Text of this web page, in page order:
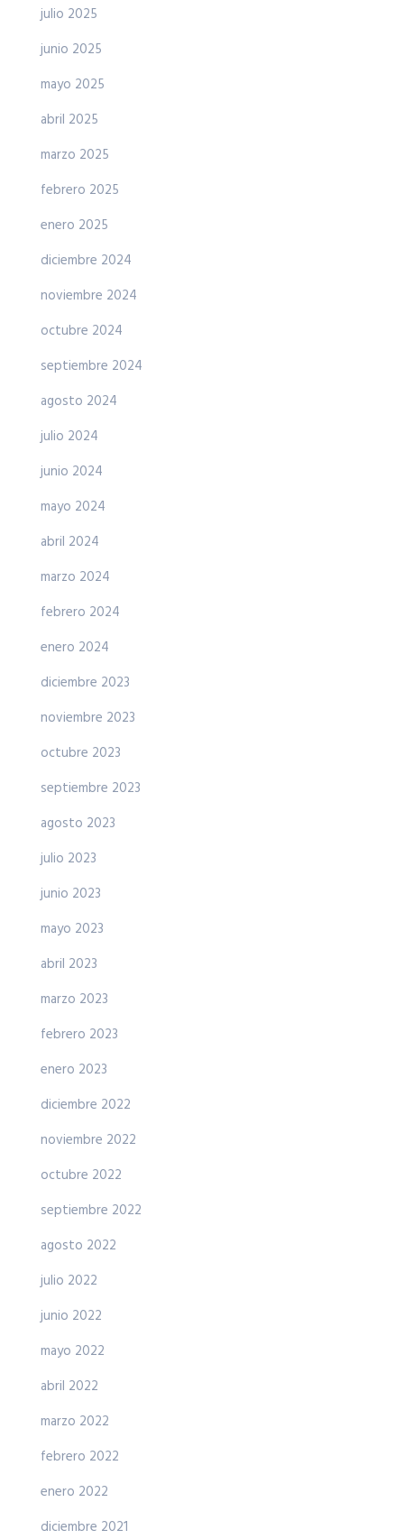
julio 2025
junio 2025
mayo 2025
abril 2025
marzo 2025
febrero 2025
enero 2025
diciembre 2024
noviembre 2024
octubre 2024
septiembre 2024
agosto 2024
julio 2024
junio 2024
mayo 2024
abril 2024
marzo 2024
febrero 2024
enero 2024
diciembre 2023
noviembre 2023
octubre 2023
septiembre 2023
agosto 2023
julio 2023
junio 2023
mayo 2023
abril 2023
marzo 2023
febrero 2023
enero 2023
diciembre 2022
noviembre 2022
octubre 2022
septiembre 2022
agosto 2022
julio 2022
junio 2022
mayo 2022
abril 2022
marzo 2022
febrero 2022
enero 2022
diciembre 2021